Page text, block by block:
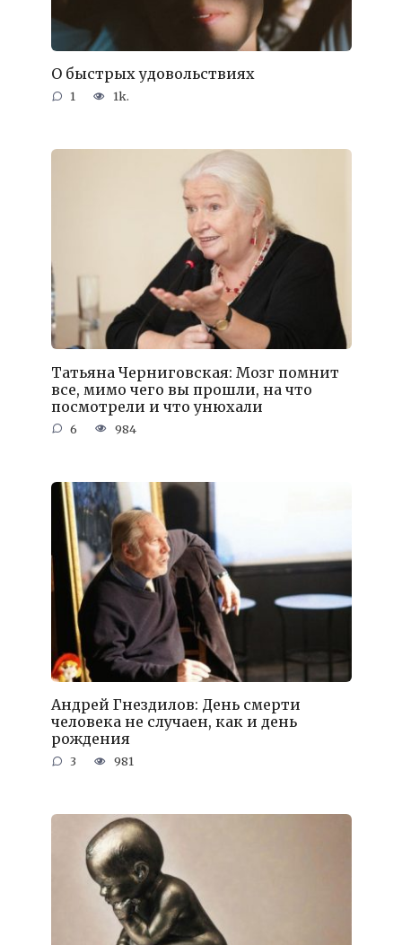
О быстрых удовольствиях
1 1k.
Татьяна Черниговская: Мозг помнит
все, мимо чего вы прошли, на что
посмотрели и что унюхали
6 984
Андрей Гнездилов: День смерти
человека не случаен, как и день
рождения
3 981